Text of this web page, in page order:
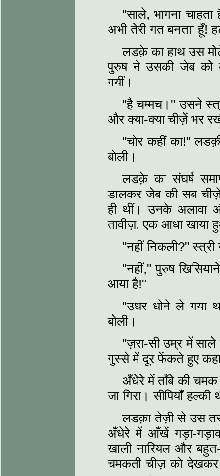
"साले, भागना
अभी तेरी गत बनताा हूँ!
लडक़े का हाथ उस
पुरुष ने उसकी जेब को
गयीं।
"है चम्मच।" उसने
और क्या-क्या चीज़ें भर
"चोर कहीं का!"
बोली।
लडक़े का संघर्ष
डालकर जेब की सब चीज़ें
ही थीं। उनके अलावा
तावीज़, एक आधा
"नहीं निकली?"
"नहीं," पुरुष
आया है!"
"उधर धोने ले गया
बोली।
"ज़रा-सी उम्र में
गुस्से में दूर फेंकते हुए
अँधेरे में ताँबे की चमक
जा गिरा। सीपियाँ
लडक़ा तेज़ी से उस
अँधेरे में आँखें गड़ा-
खाली नारियल और
चमकती चीज़ को